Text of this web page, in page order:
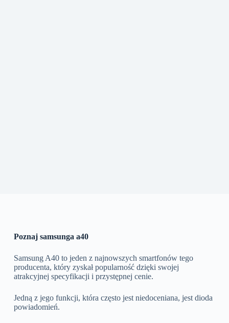
Poznaj samsunga a40
Samsung A40 to jeden z najnowszych smartfonów tego
producenta, który zyskał popularność dzięki swojej
atrakcyjnej specyfikacji i przystępnej cenie.
Jedną z jego funkcji, która często jest niedoceniana, jest dioda
powiadomień.